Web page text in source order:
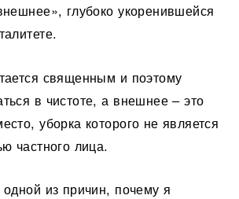
глубоко укоренившейся
священным и поэтому
в чистоте, а внешнее – это
уборка которого не является
частного лица.
из причин, почему я